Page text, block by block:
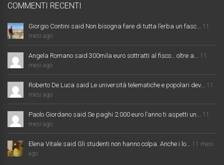
COMMENTI RECENTI
Giorgio Contini said Non bisogna fare di tutta l’erba un fasc...
11
mesi ago
Angela Romano said 300mila euro sottratti al fisco… oltre a...
11
mesi ago
Roberto De Luca said Le università telematiche e popolari dev...
11
mesi ago
Paolo Giordano said Se paghi 2.000 euro l’anno ti aspetti un...
11
mesi ago
Elena Vitale said Gli studenti non hanno colpa. Anche i lo...
11 mesi
ago